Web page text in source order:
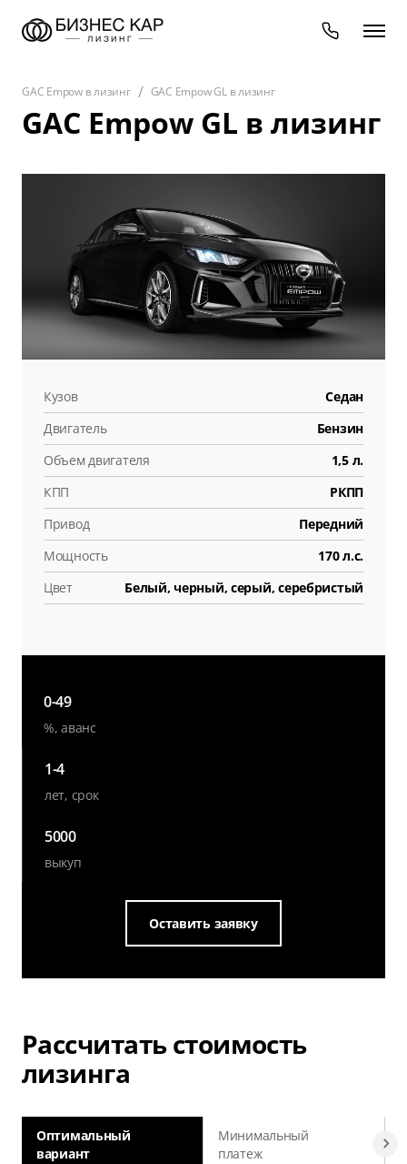
GAC Empow в лизинг GAC Empow GL в лизинг
GAC Empow GL в лизинг
Кузов
Седан
Двигатель
Бензин
Объем двигателя
1,5 л.
КПП
РКПП
Привод
Передний
Мощность
170 л.с.
Цвет
Белый, черный, серый, серебристый
Оставить заявку
0-49
%, аванс
1-4
лет, срок
5000
выкуп
Рассчитать стоимость
лизинга
Оптимальный
вариант
Минимальный
платеж